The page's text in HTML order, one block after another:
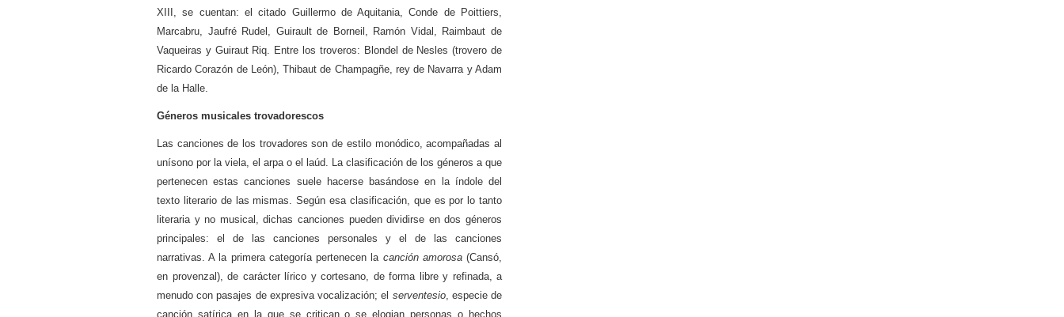
XIII, se cuentan: el citado Guillermo de Aquitania, Conde de Poittiers,
Marcabru, Jaufré Rudel, Guirault de Borneil, Ramón Vidal, Raimbaut de
Vaqueiras y Guiraut Riq. Entre los troveros: Blondel de Nesles (trovero de
Ricardo Corazón de León), Thibaut de Champagñe, rey de Navarra y Adam
de la Halle.
Géneros musicales trovadorescos
Las canciones de los trovadores son de estilo monódico, acompañadas al
unísono por la viela, el arpa o el laúd. La clasificación de los géneros a que
pertenecen estas canciones suele hacerse basándose en la índole del
texto literario de las mismas. Según esa clasificación, que es por lo tanto
literaria y no musical, dichas canciones pueden dividirse en dos géneros
principales: el de las canciones personales y el de las canciones
narrativas. A la primera categoría pertenecen la canción amorosa(Cansó,
en provenzal), de carácter lírico y cortesano, de forma libre y refinada, a
menudo con pasajes de expresiva vocalización; el serventesio, especie de
canción satírica en la que se critican o se elogian personas o hechos